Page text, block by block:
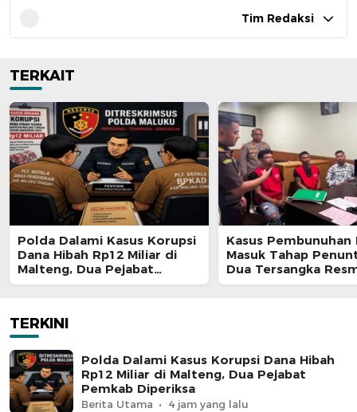
Tim Redaksi
TERKAIT
Polda Dalami Kasus Korupsi
Dana Hibah Rp12 Miliar di
Malteng, Dua Pejabat
Pemkab Diperiksa
Kasus Pembunuhan
Masuk Tahap
Dua Tersangka
Dilimpahkan ke
TERKINI
Polda Dalami Kasus Korupsi Dana Hibah
Rp12 Miliar di Malteng, Dua Pejabat
Pemkab Diperiksa
Berita Utama 4 jam yang lalu